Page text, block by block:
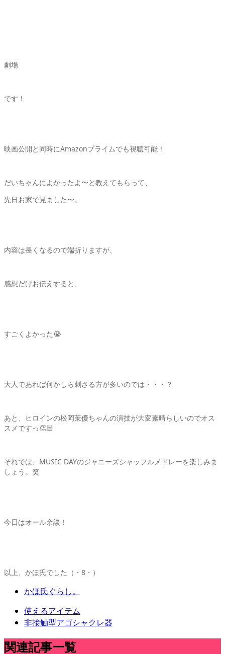
劇場
です！
映画公開と同時にAmazonプライムでも視聴可能！
だいちゃんによかったよ〜と教えてもらって、
先日お家で見ました〜。
内容は長くなるので端折りますが、
感想だけお伝えすると、
すごくよかった😭
大人であれば何かしら刺さる方が多いのでは・・・？
あと、ヒロインの松岡茉優ちゃんの演技が大変素晴らしいのでオス
スメですっ👏🏻
それでは、MUSIC DAYのジャニーズシャッフルメドレーを楽しみま
しょう。笑
今日はオール余談！
以上、かほ氏でした（・8・）
かほ氏ぐらし。
使えるアイテム
非接触型アゴシャクレ器
関連記事一覧